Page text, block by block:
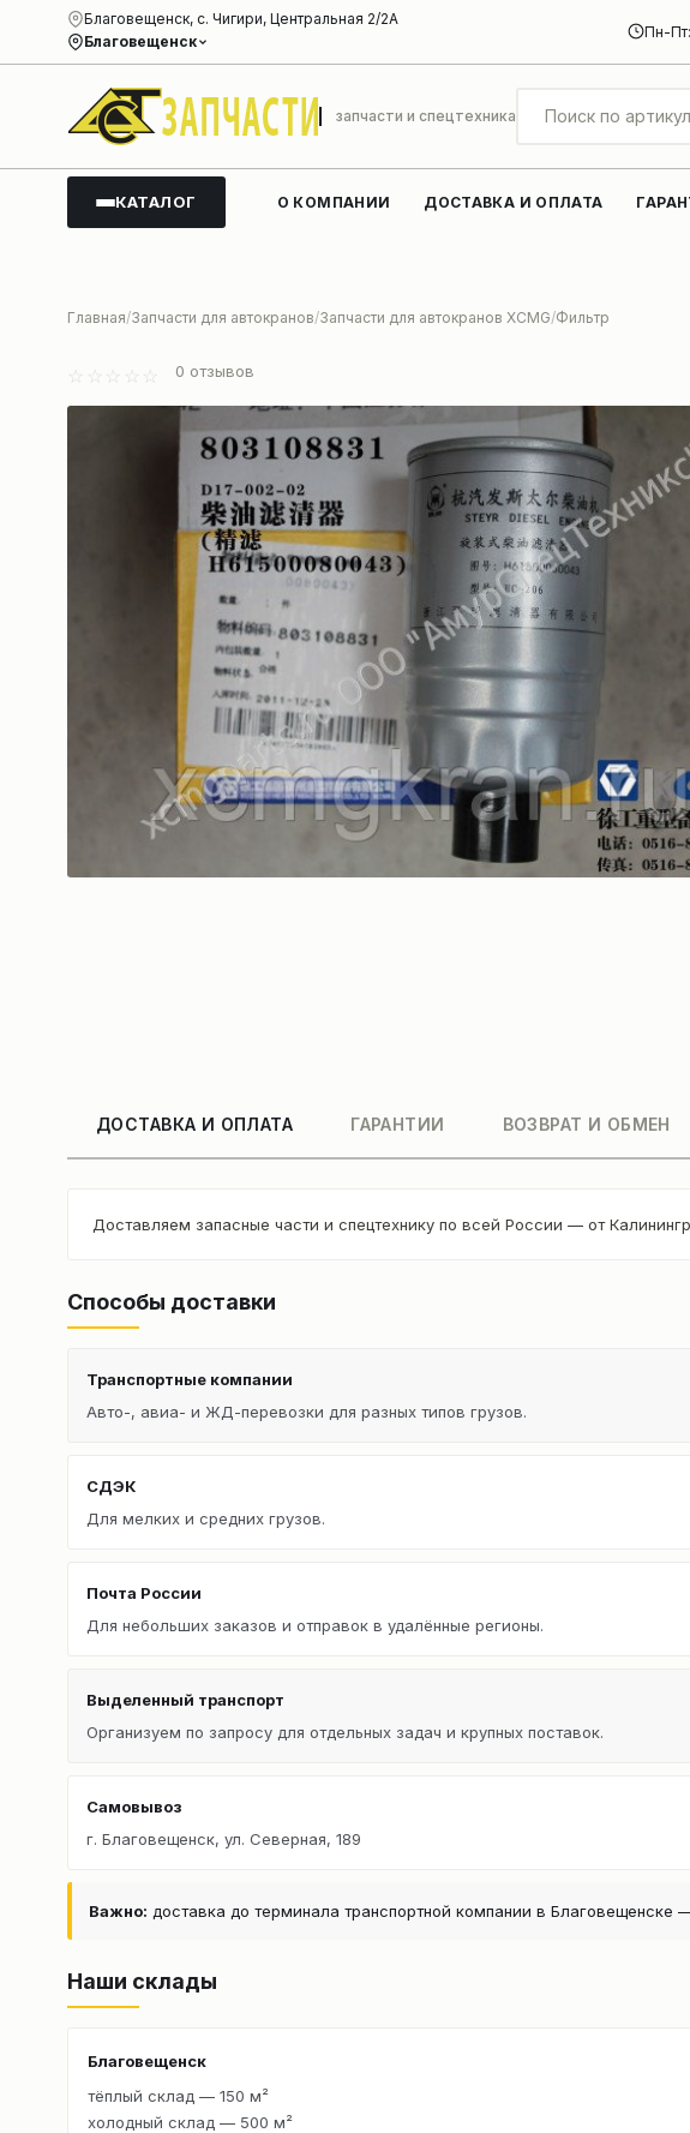
Благовещенск
Благовещенск, с. Чигири, Центральная 2/2А
Пн-
запчасти и спецтехника
КАТАЛОГ О КОМПАНИИ ДОСТАВКА И ОПЛАТА
Главная Запчасти для автокранов Запчасти для автокранов XCMG Фильтр
0 отзывов
ДОСТАВКА И ОПЛАТА ГАРАНТИИ ВОЗВРАТ И ОБМЕН
Доставляем запасные части и спецтехнику по всей России — от
Способы доставки
Транспортные компании
Авто-, авиа- и ЖД-перевозки для разных типов грузов.
СДЭК
Для мелких и средних грузов.
Почта России
Для небольших заказов и отправок в удалённые регионы.
Выделенный транспорт
Организуем по запросу для отдельных задач и крупных поставок.
Самовывоз
г. Благовещенск, ул. Северная, 189
Важно: доставка до терминала транспортной компании в Благовещенске
Наши склады
Благовещенск
тёплый склад — 150 м²
холодный склад — 500 м²